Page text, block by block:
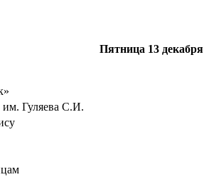
Пятница 13 декабря
им. Гуляева С.И.